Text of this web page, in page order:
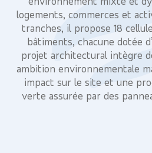
logements, commerces et
tranches, il propose 18
bâtiments, chacune dotée
projet architectural intègre
ambition environnementale
impact sur le site et une
verte assurée par des